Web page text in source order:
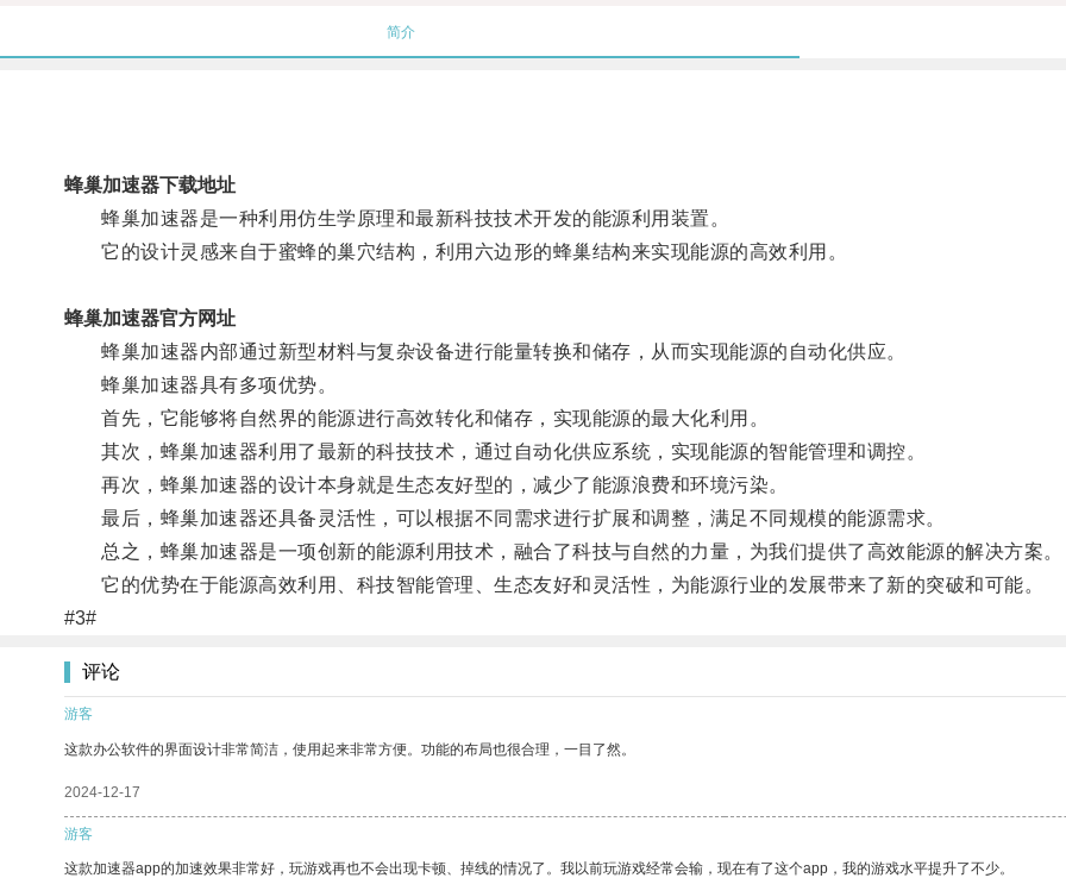
简介
蜂巢加速器下载地址
蜂巢加速器是一种利用仿生学原理和最新科技技术开发的能源利用装置。
它的设计灵感来自于蜜蜂的巢穴结构，利用六边形的蜂巢结构来实现能源的高效利用。
蜂巢加速器官方网址
蜂巢加速器内部通过新型材料与复杂设备进行能量转换和储存，从而实现能源的自动化供应。
蜂巢加速器具有多项优势。
首先，它能够将自然界的能源进行高效转化和储存，实现能源的最大化利用。
其次，蜂巢加速器利用了最新的科技技术，通过自动化供应系统，实现能源的智能管理和调控。
再次，蜂巢加速器的设计本身就是生态友好型的，减少了能源浪费和环境污染。
最后，蜂巢加速器还具备灵活性，可以根据不同需求进行扩展和调整，满足不同规模的能源需求。
总之，蜂巢加速器是一项创新的能源利用技术，融合了科技与自然的力量，为我们提供了高效能源的解决方案。
它的优势在于能源高效利用、科技智能管理、生态友好和灵活性，为能源行业的发展带来了新的突破和可能。
#3#
评论
游客
这款办公软件的界面设计非常简洁，使用起来非常方便。功能的布局也很合理，一目了然。
2024-12-17
游客
这款加速器app的加速效果非常好，玩游戏再也不会出现卡顿、掉线的情况了。我以前玩游戏经常会输，现在有了这个app，我的游戏水平提升了不少。